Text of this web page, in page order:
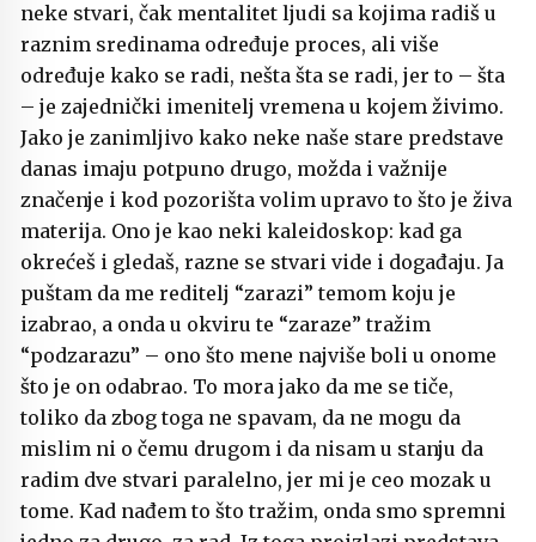
neke stvari, čak mentalitet ljudi sa kojima radiš u
raznim sredinama određuje proces, ali više
određuje kako se radi, nešta šta se radi, jer to – šta
– je zajednički imenitelj vremena u kojem živimo.
Jako je zanimljivo kako neke naše stare predstave
danas imaju potpuno drugo, možda i važnije
značenje i kod pozorišta volim upravo to što je živa
materija. Ono je kao neki kaleidoskop: kad ga
okrećeš i gledaš, razne se stvari vide i događaju. Ja
puštam da me reditelj “zarazi” temom koju je
izabrao, a onda u okviru te “zaraze” tražim
“podzarazu” – ono što mene najviše boli u onome
što je on odabrao. To mora jako da me se tiče,
toliko da zbog toga ne spavam, da ne mogu da
mislim ni o čemu drugom i da nisam u stanju da
radim dve stvari paralelno, jer mi je ceo mozak u
tome. Kad nađem to što tražim, onda smo spremni